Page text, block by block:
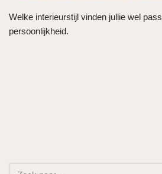
Welke interieurstijl vinden jullie wel
persoonlijkheid.